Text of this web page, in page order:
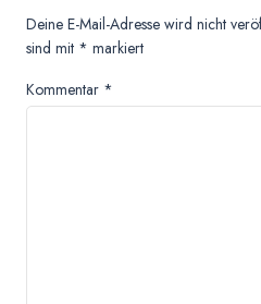
Deine E-Mail-Adresse wird nicht
sind mit * markiert
Kommentar *